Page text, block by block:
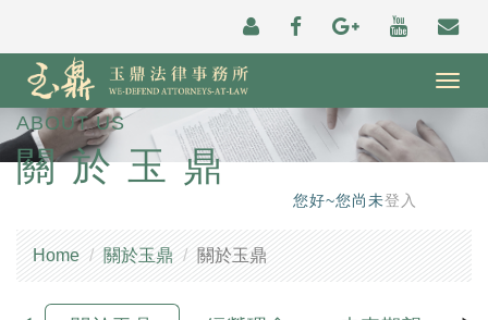
ABOUT US
關於玉鼎
您好~您尚未登入
Home 關於玉鼎 關於玉鼎